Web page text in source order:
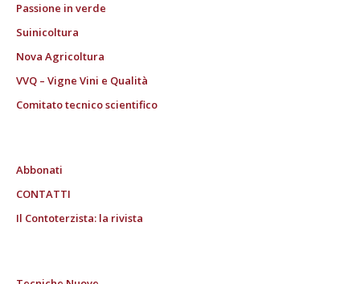
Passione in verde
Suinicoltura
Nova Agricoltura
VVQ – Vigne Vini e Qualità
Comitato tecnico scientifico
Abbonati
CONTATTI
Il Contoterzista: la rivista